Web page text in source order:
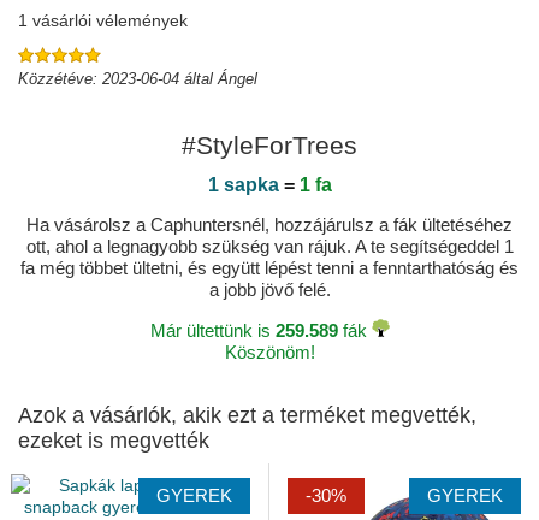
1 vásárlói vélemények
Közzétéve: 2023-06-04 által Ángel
#StyleForTrees
1 sapka= 1 fa
Ha vásárolsz a Caphuntersnél, hozzájárulsz a fák ültetéséhez
ott, ahol a legnagyobb szükség van rájuk. A te segítségeddel 1
fa még többet ültetni, és együtt lépést tenni a fenntarthatóság és
a jobb jövő felé.
Már ültettünk is 259.589fák
Köszönöm!
Azok a vásárlók, akik ezt a terméket megvették,
ezeket is megvették
GYEREK -30% GYEREK